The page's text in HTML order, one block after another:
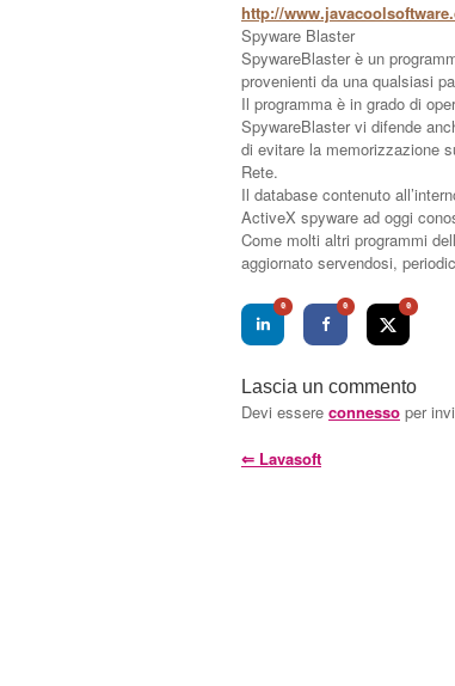
http://
Spyware Blaster
SpywareBlaster è un
provenienti da una qualsiasi
Il programma è in grado di
SpywareBlaster vi difende
di evitare la memorizzazione
Rete.
Il database contenuto
ActiveX spyware ad oggi
Come molti altri programmi
aggiornato servendosi,
0 0 0
Lascia un commento
Devi essere connesso per
⇐ Lavasoft